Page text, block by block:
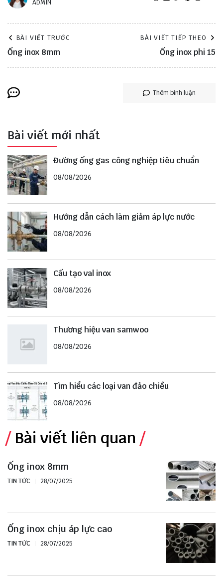
ADMIN
BÀI VIẾT TRƯỚC
Ống inox 8mm
BÀI VIẾT TIẾP THEO
Ống inox phi 15
Thêm bình luận
Bài viết mới nhất
Đường ống gas công nghiệp tiêu chuẩn
08/08/2026
Hướng dẫn cách làm giảm áp lực nước
08/08/2026
Cấu tạo val inox
08/08/2026
Thương hiệu van samwoo
08/08/2026
Tìm hiểu các loại van đảo chiều
08/08/2026
Bài viết liên quan
Ống inox 8mm
TIN TỨC 28/07/2025
Ống inox chịu áp lực cao
TIN TỨC 28/07/2025